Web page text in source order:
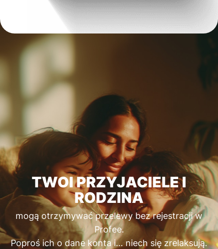
TWOI PRZYJACIELE I
RODZINA
mogą otrzymywać przelewy bez rejestracji w
Profee.
Poproś ich o dane konta i… niech się zrelaksują.